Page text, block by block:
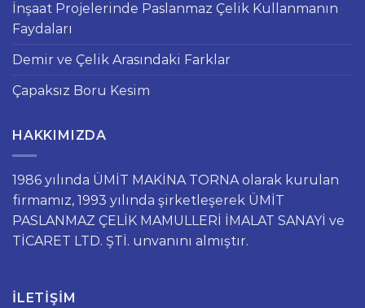
İnşaat Projelerinde Paslanmaz Çelik Kullanmanın
Faydaları
Demir ve Çelik Arasındaki Farklar
Çapaksız Boru Kesim
HAKKIMIZDA
1986 yılında ÜMİT MAKİNA TORNA olarak kurulan
firmamız, 1993 yılında şirketleşerek ÜMİT
PASLANMAZ ÇELİK MAMULLERİ İMALAT SANAYİ ve
TİCARET LTD. ŞTİ. unvanını almıştır.
İLETIŞIM